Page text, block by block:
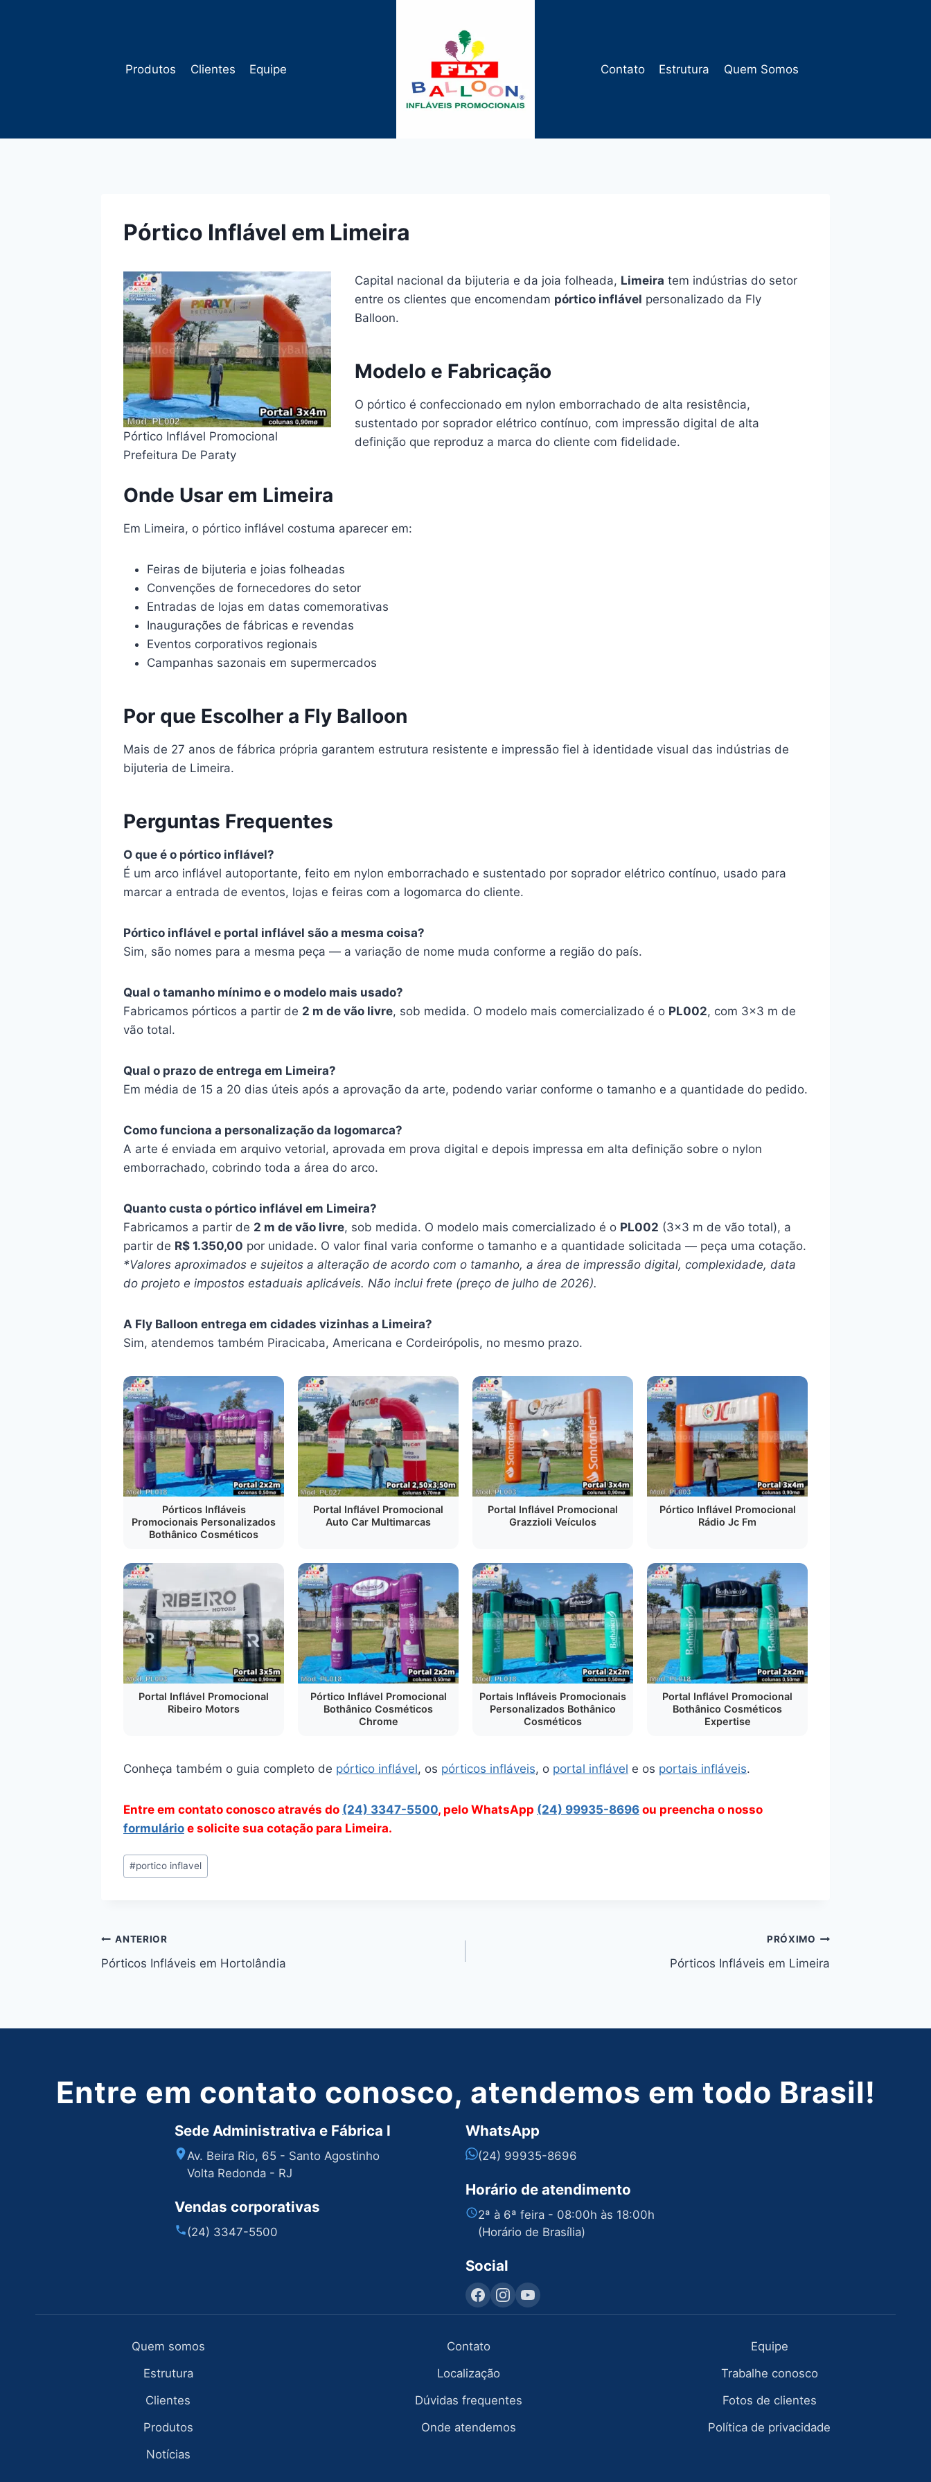
Produtos Clientes Equipe Contato Estrutura Quem Somos
Pórtico Inflável em Limeira
Pórtico Inflável Promocional
Prefeitura De Paraty
Capital nacional da bijuteria e da joia folheada, Limeira tem indústrias do setor
entre os clientes que encomendam pórtico inflável personalizado da Fly
Balloon.
Modelo e Fabricação
O pórtico é confeccionado em nylon emborrachado de alta resistência,
sustentado por soprador elétrico contínuo, com impressão digital de alta
definição que reproduz a marca do cliente com fidelidade.
Onde Usar em Limeira
Em Limeira, o pórtico inflável costuma aparecer em:
Feiras de bijuteria e joias folheadas
Convenções de fornecedores do setor
Entradas de lojas em datas comemorativas
Inaugurações de fábricas e revendas
Eventos corporativos regionais
Campanhas sazonais em supermercados
Por que Escolher a Fly Balloon
Mais de 27 anos de fábrica própria garantem estrutura resistente e impressão fiel à identidade visual das indústrias de
bijuteria de Limeira.
Perguntas Frequentes
O que é o pórtico inflável?
É um arco inflável autoportante, feito em nylon emborrachado e sustentado por soprador elétrico contínuo, usado para
marcar a entrada de eventos, lojas e feiras com a logomarca do cliente.
Pórtico inflável e portal inflável são a mesma coisa?
Sim, são nomes para a mesma peça — a variação de nome muda conforme a região do país.
Qual o tamanho mínimo e o modelo mais usado?
Fabricamos pórticos a partir de 2 m de vão livre, sob medida. O modelo mais comercializado é o PL002, com 3×3 m de
vão total.
Qual o prazo de entrega em Limeira?
Em média de 15 a 20 dias úteis após a aprovação da arte, podendo variar conforme o tamanho e a quantidade do pedido.
Como funciona a personalização da logomarca?
A arte é enviada em arquivo vetorial, aprovada em prova digital e depois impressa em alta definição sobre o nylon
emborrachado, cobrindo toda a área do arco.
Quanto custa o pórtico inflável em Limeira?
Fabricamos a partir de 2 m de vão livre, sob medida. O modelo mais comercializado é o PL002 (3×3 m de vão total), a
partir de R$ 1.350,00 por unidade. O valor final varia conforme o tamanho e a quantidade solicitada — peça uma cotação.
*Valores aproximados e sujeitos a alteração de acordo com o tamanho, a área de impressão digital, complexidade, data
do projeto e impostos estaduais aplicáveis. Não inclui frete (preço de julho de 2026).
A Fly Balloon entrega em cidades vizinhas a Limeira?
Sim, atendemos também Piracicaba, Americana e Cordeirópolis, no mesmo prazo.
Pórticos Infláveis
Promocionais Personalizados
Bothânico Cosméticos
Portal Inflável Promocional
Auto Car Multimarcas
Portal Inflável Promocional
Grazzioli Veículos
Pórtico Inflável Promocional
Rádio Jc Fm
Portal Inflável Promocional
Ribeiro Motors
Pórtico Inflável Promocional
Bothânico Cosméticos
Chrome
Portais Infláveis Promocionais
Personalizados Bothânico
Cosméticos
Portal Inflável Promocional
Bothânico Cosméticos
Expertise
Conheça também o guia completo de pórtico inflável, os pórticos infláveis, o portal inflável e os portais infláveis.
Entre em contato conosco através do (24) 3347-5500, pelo WhatsApp (24) 99935-8696 ou preencha o nosso
formulário e solicite sua cotação para Limeira.
Tags
do
#portico inflavel
Navegação
de
ANTERIOR
Pórticos Infláveis em Hortolândia
PRÓXIMO
Pórticos Infláveis em Limeira
Entre em contato conosco, atendemos em todo Brasil!
Sede Administrativa e Fábrica I
Av. Beira Rio, 65 - Santo Agostinho
Volta Redonda - RJ
Vendas corporativas
(24) 3347-5500
WhatsApp
(24) 99935-8696
Horário de atendimento
2ª à 6ª feira - 08:00h às 18:00h
(Horário de Brasília)
Social
Quem somos
Estrutura
Clientes
Produtos
Notícias
Contato
Localização
Dúvidas frequentes
Onde atendemos
Equipe
Trabalhe conosco
Fotos de clientes
Política de privacidade